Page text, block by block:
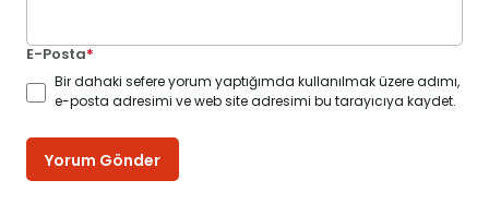
E-Posta*
Bir dahaki sefere yorum yaptığımda kullanılmak üzere adımı,
e-posta adresimi ve web site adresimi bu tarayıcıya kaydet.
Yorum Gönder